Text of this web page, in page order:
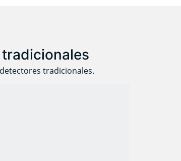
tradicionales.